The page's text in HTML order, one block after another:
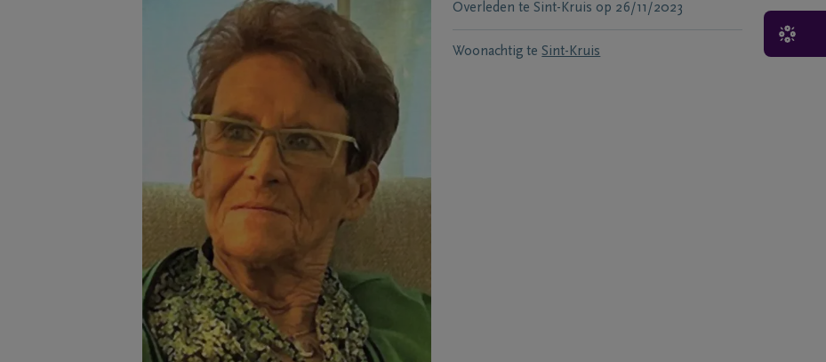
Overleden te Sint-Kruis op 26/11/2023
Woonachtig te Sint-Kruis